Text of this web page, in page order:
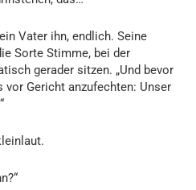
Vater ihn, endlich. Seine
Sorte Stimme, bei der
gerader sitzen. „Und bevor
Gericht anzufechten: Unser